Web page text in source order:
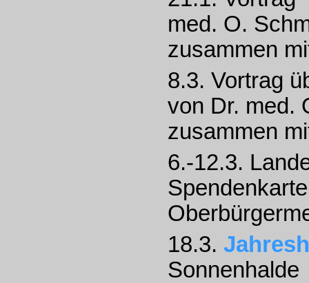
med. O.
zusammen
8.3. Vortrag
von Dr. med.
zusammen
6.-12.3.
18.3.
Sonnenhalde